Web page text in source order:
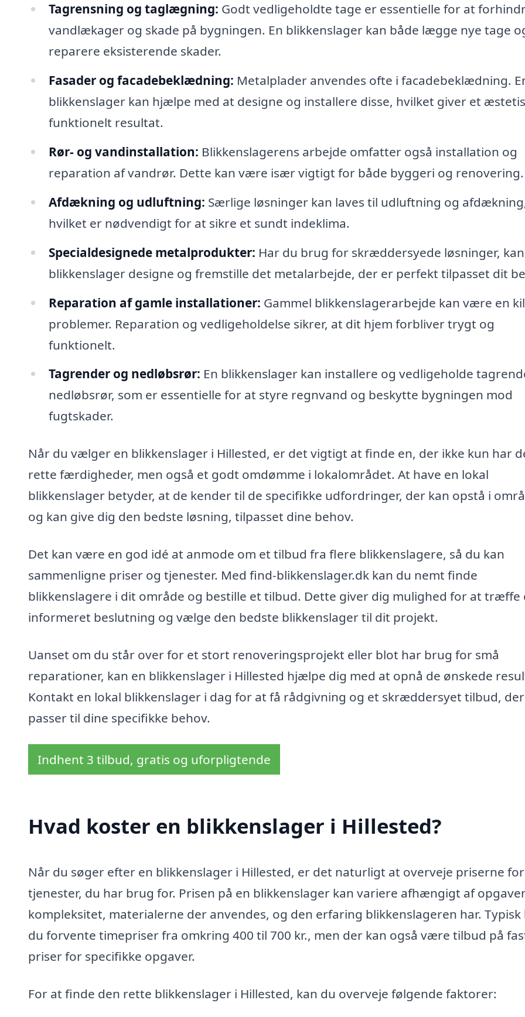
Tagrensning og taglægning: Godt vedligeholdte tage er essentielle for at
vandlækager og skade på bygningen. En blikkenslager kan både lægge nye tage
reparere eksisterende skader.
Fasader og facadebeklædning: Metalplader anvendes ofte i facadebeklædning.
blikkenslager kan hjælpe med at designe og installere disse, hvilket giver et
funktionelt resultat.
Rør- og vandinstallation: Blikkenslagerens arbejde omfatter også installation og
reparation af vandrør. Dette kan være især vigtigt for både byggeri og renovering.
Afdækning og udluftning: Særlige løsninger kan laves til udluftning og
hvilket er nødvendigt for at sikre et sundt indeklima.
Specialdesignede metalprodukter: Har du brug for skræddersyede løsninger,
blikkenslager designe og fremstille det metalarbejde, der er perfekt tilpasset dit
Reparation af gamle installationer: Gammel blikkenslagerarbejde kan være en
problemer. Reparation og vedligeholdelse sikrer, at dit hjem forbliver trygt og
funktionelt.
Tagrender og nedløbsrør: En blikkenslager kan installere og vedligeholde
nedløbsrør, som er essentielle for at styre regnvand og beskytte bygningen mod
fugtskader.
Når du vælger en blikkenslager i Hillested, er det vigtigt at finde en, der ikke kun har
rette færdigheder, men også et godt omdømme i lokalområdet. At have en lokal
blikkenslager betyder, at de kender til de specifikke udfordringer, der kan opstå i
og kan give dig den bedste løsning, tilpasset dine behov.
Det kan være en god idé at anmode om et tilbud fra flere blikkenslagere, så du kan
sammenligne priser og tjenester. Med find-blikkenslager.dk kan du nemt finde
blikkenslagere i dit område og bestille et tilbud. Dette giver dig mulighed for at træffe
informeret beslutning og vælge den bedste blikkenslager til dit projekt.
Uanset om du står over for et stort renoveringsprojekt eller blot har brug for små
reparationer, kan en blikkenslager i Hillested hjælpe dig med at opnå de ønskede
Kontakt en lokal blikkenslager i dag for at få rådgivning og et skræddersyet tilbud, der
passer til dine specifikke behov.
Indhent 3 tilbud, gratis og uforpligtende
Hvad koster en blikkenslager i Hillested?
Når du søger efter en blikkenslager i Hillested, er det naturligt at overveje priserne
tjenester, du har brug for. Prisen på en blikkenslager kan variere afhængigt af
kompleksitet, materialerne der anvendes, og den erfaring blikkenslageren har. Typisk
du forvente timepriser fra omkring 400 til 700 kr., men der kan også være tilbud på
priser for specifikke opgaver.
For at finde den rette blikkenslager i Hillested, kan du overveje følgende faktorer: